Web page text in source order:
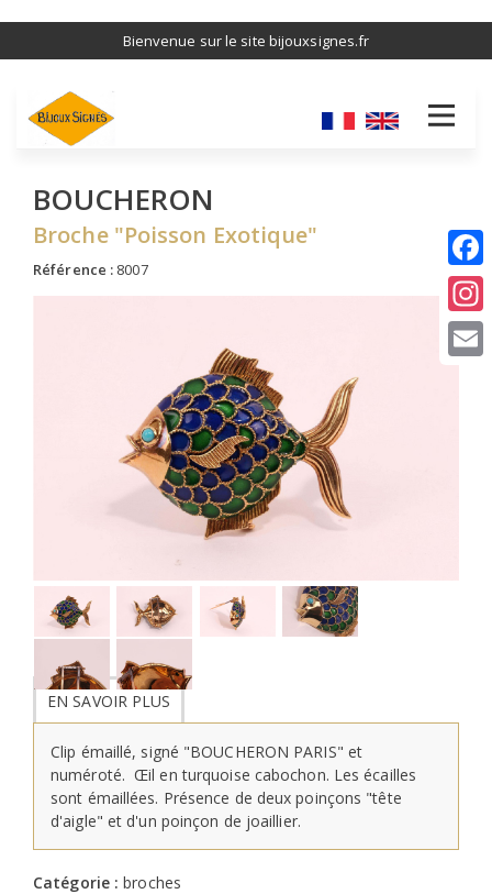
principal
Bienvenue sur le site bijouxsignes.fr
BOUCHERON
Broche "Poisson Exotique"
Référence : 8007
EN SAVOIR PLUS
Clip émaillé, signé "BOUCHERON PARIS" et
numéroté. Œil en turquoise cabochon. Les écailles
sont émaillées. Présence de deux poinçons "tête
d'aigle" et d'un poinçon de joaillier.
Catégorie :broches